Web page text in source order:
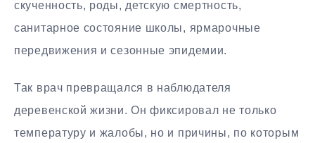
скученность, роды, детскую смертность,
санитарное состояние школы, ярмарочные
передвижения и сезонные эпидемии.
Так врач превращался в наблюдателя
деревенской жизни. Он фиксировал не только
температуру и жалобы, но и причины, по которым